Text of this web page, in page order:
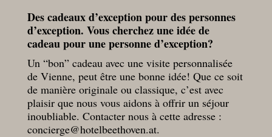
Des cadeaux d’exception pour des personnes
d’exception. Vous cherchez une idée de
cadeau pour une personne d’exception?
Un “bon” cadeau avec une visite personnalisée
de Vienne, peut être une bonne idée! Que ce soit
de manière originale ou classique, c’est avec
plaisir que nous vous aidons à offrir un séjour
inoubliable. Contacter nous à cette adresse :
concierge@hotelbeethoven.at.